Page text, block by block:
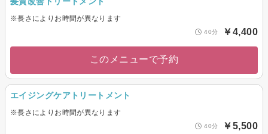
※長さによりお時間が異なります
40分 ￥4,400
このメニューで予約
エイジングケアトリートメント
※長さによりお時間が異なります
40分 ￥5,500